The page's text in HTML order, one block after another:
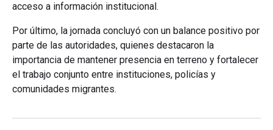
acceso a información institucional.
Por último, la jornada concluyó con un balance positivo por
parte de las autoridades, quienes destacaron la
importancia de mantener presencia en terreno y fortalecer
el trabajo conjunto entre instituciones, policías y
comunidades migrantes.